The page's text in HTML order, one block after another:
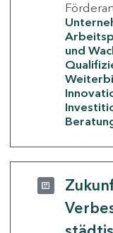
und